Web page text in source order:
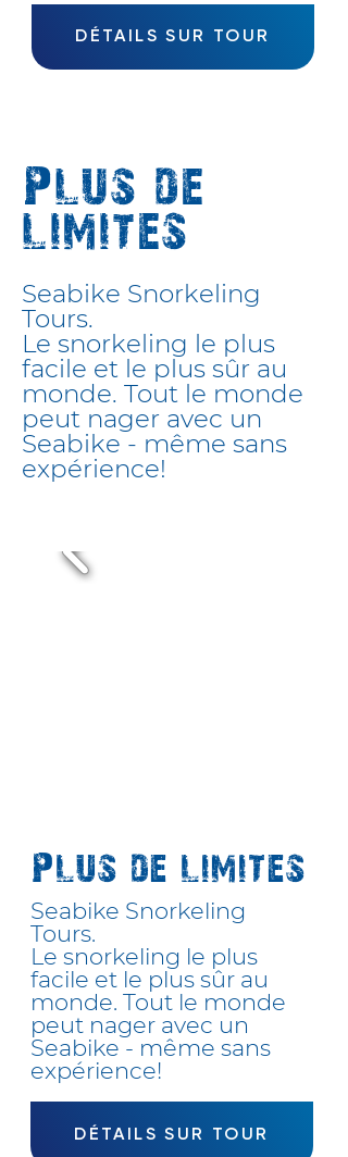
DÉTAILS SUR TOUR
Plus de
limites
Seabike Snorkeling
Tours.
Le snorkeling le plus
facile et le plus sûr au
monde. Tout le monde
peut nager avec un
Seabike - même sans
expérience!
Plus de limites
Seabike Snorkeling
Tours.
Le snorkeling le plus
facile et le plus sûr au
monde. Tout le monde
peut nager avec un
Seabike - même sans
expérience!
DÉTAILS SUR TOUR